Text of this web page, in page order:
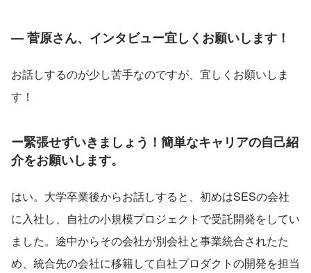
― 菅原さん、インタビュー宜しくお願いします！
お話しするのが少し苦手なのですが、宜しくお願いしま
す！
ー緊張せずいきましょう！簡単なキャリアの自己紹
介をお願いします。
はい。大学卒業後からお話しすると、初めはSESの会社
に入社し、自社の小規模プロジェクトで受託開発をしてい
ました。途中からその会社が別会社と事業統合されたた
め、統合先の会社に移籍して自社プロダクトの開発を担当